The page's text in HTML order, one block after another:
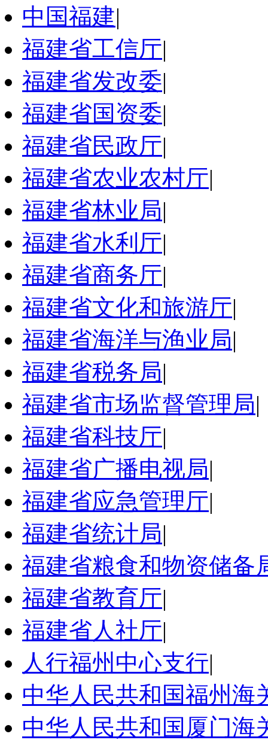
中国福建|
福建省工信厅|
福建省发改委|
福建省国资委|
福建省民政厅|
福建省农业农村厅|
福建省林业局|
福建省水利厅|
福建省商务厅|
福建省文化和旅游厅|
福建省海洋与渔业局|
福建省税务局|
福建省市场监督管理局|
福建省科技厅|
福建省广播电视局|
福建省应急管理厅|
福建省统计局|
福建省粮食和物资储备
福建省教育厅|
福建省人社厅|
人行福州中心支行|
中华人民共和国福州海
中华人民共和国厦门海